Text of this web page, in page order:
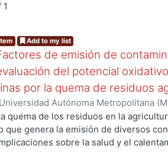
1
Add to my list
de emisión de
del potencial
por la quema de residuos
Autónoma Metropolitana
Servicios de Información.,2017)
quema de los residuos en la
que genera la emisión de diversos
sobre la salud y el